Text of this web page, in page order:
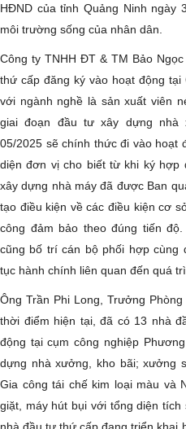
HĐND của tỉnh Quảng Ninh ngày
môi trường sống của nhân dân.
Công ty TNHH ĐT & TM Bảo
thứ cấp đăng ký vào hoạt động
với ngành nghề là sản xuất viên
giai đoạn đầu tư xây dựng nhà
05/2025 sẽ chính thức đi vào hoạt
diện đơn vị cho biết từ khi ký hợp
xây dựng nhà máy đã được Ban
tạo điều kiện về các điều kiện cơ
công đảm bảo theo đúng tiến
cũng bố trí cán bộ phối hợp cùng
tục hành chính liên quan đến quá
Ông Trần Phi Long, Trưởng
thời điểm hiện tại, đã có 13 nhà
động tại cụm công nghiệp
dựng nhà xưởng, kho bãi; xưởng
Gia công tái chế kim loại màu và
giặt, máy hút bụi với tổng diện
nhà đầu tư thứ cấp đang triển khai